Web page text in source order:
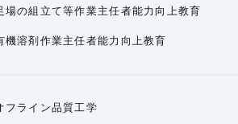
場の組立て等作業主任者能力向上教育
機溶剤作業主任者能力向上教育
フライン品質工学